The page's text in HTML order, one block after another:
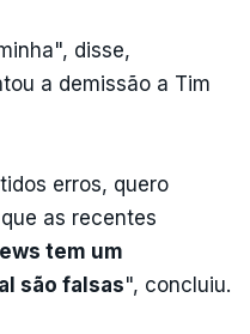
disse,
a demissão a Tim
erros, quero
as recentes
tem um
são falsas", concluiu.